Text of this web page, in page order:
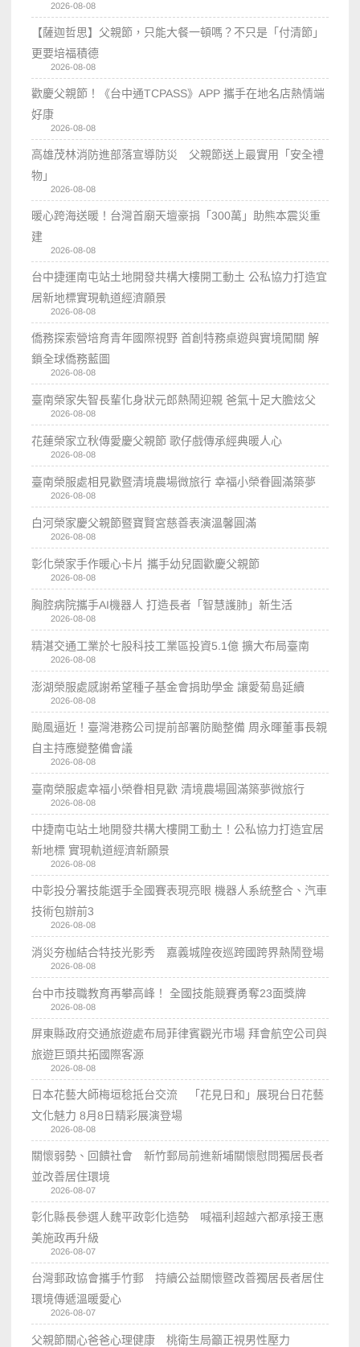
2026-08-08
【薩迦哲思】父親節，只能大餐一頓嗎？不只是「付清節」
更要培福積德
2026-08-08
歡慶父親節！《台中通TCPASS》APP 攜手在地名店熱情端
好康
2026-08-08
高雄茂林消防進部落宣導防災 父親節送上最實用「安全禮
物」
2026-08-08
暖心跨海送暖！台灣首廟天壇豪捐「300萬」助熊本震災重
建
2026-08-08
台中捷運南屯站土地開發共構大樓開工動土 公私協力打造宜
居新地標實現軌道經濟願景
2026-08-08
僑務探索營培育青年國際視野 首創特務桌遊與實境闖關 解
鎖全球僑務藍圖
2026-08-08
臺南榮家失智長輩化身狀元郎熱鬧迎親 爸氣十足大膽炫父
2026-08-08
花蓮榮家立秋傳愛慶父親節 歌仔戲傳承經典暖人心
2026-08-08
臺南榮服處相見歡暨清境農場微旅行 幸福小榮眷圓滿築夢
2026-08-08
白河榮家慶父親節暨寶賢宮慈善表演溫馨圓滿
2026-08-08
彰化榮家手作暖心卡片 攜手幼兒園歡慶父親節
2026-08-08
胸腔病院攜手AI機器人 打造長者「智慧護肺」新生活
2026-08-08
精湛交通工業於七股科技工業區投資5.1億 擴大布局臺南
2026-08-08
澎湖榮服處感謝希望種子基金會捐助學金 讓愛菊島延續
2026-08-08
颱風逼近！臺灣港務公司提前部署防颱整備 周永暉董事長親
自主持應變整備會議
2026-08-08
臺南榮服處幸福小榮眷相見歡 清境農場圓滿築夢微旅行
2026-08-08
中捷南屯站土地開發共構大樓開工動土！公私協力打造宜居
新地標 實現軌道經濟新願景
2026-08-08
中彰投分署技能選手全國賽表現亮眼 機器人系統整合、汽車
技術包辦前3
2026-08-08
消災夯枷結合特技光影秀 嘉義城隍夜巡跨國跨界熱鬧登場
2026-08-08
台中市技職教育再攀高峰！ 全國技能競賽勇奪23面獎牌
2026-08-08
屏東縣政府交通旅遊處布局菲律賓觀光市場 拜會航空公司與
旅遊巨頭共拓國際客源
2026-08-08
日本花藝大師梅垣稔抵台交流 「花見日和」展現台日花藝
文化魅力 8月8日精彩展演登場
2026-08-08
關懷弱勢、回饋社會 新竹郵局前進新埔關懷慰問獨居長者
並改善居住環境
2026-08-07
彰化縣長參選人魏平政彰化造勢 喊福利超越六都承接王惠
美施政再升級
2026-08-07
台灣郵政協會攜手竹郵 持續公益關懷暨改善獨居長者居住
環境傳遞溫暖愛心
2026-08-07
父親節關心爸爸心理健康 桃衛生局籲正視男性壓力